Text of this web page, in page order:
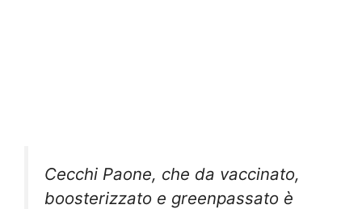
boosterizzato e greenpassato è
terrorizzato che in studio possa